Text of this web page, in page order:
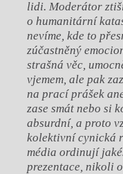
lidi. Moderátor
o humanitární
nevíme, kde to
zúčastněný
strašná věc,
vjemem, ale pak
na prací prášek
zase smát nebo si
absurdní, a proto
kolektivní cynická
média ordinují
prezentace, nikoli